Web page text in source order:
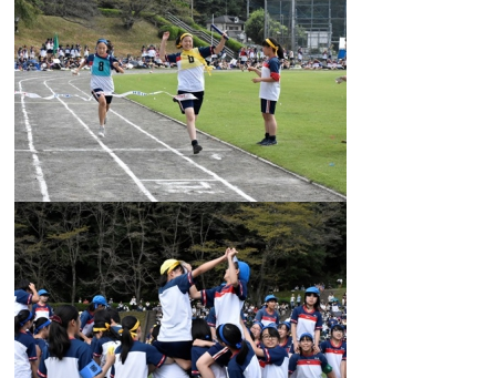
募集要項 入試結果
入試問題 入試Q&A
保護者の方へ
在校生の方へ
卒業生及び卒業生保護者の方へ
KICHIJO NEWS
アクセス
お問い合わせ 個人情報保護について